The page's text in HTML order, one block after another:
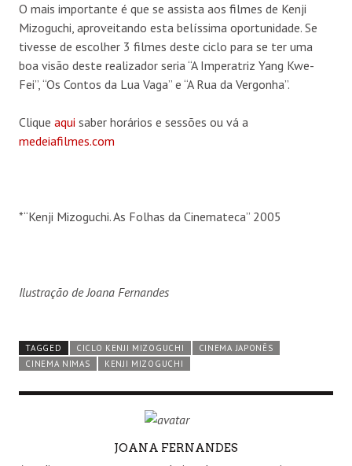
O mais importante é que se assista aos filmes de Kenji
Mizoguchi, aproveitando esta belíssima oportunidade. Se
tivesse de escolher 3 filmes deste ciclo para se ter uma
boa visão deste realizador seria “A Imperatriz Yang Kwe-
Fei”, “Os Contos da Lua Vaga” e “A Rua da Vergonha”.
Clique aqui saber horários e sessões ou vá a
medeiafilmes.com
*“Kenji Mizoguchi. As Folhas da Cinemateca” 2005
Ilustração de Joana Fernandes
TAGGED CICLO KENJI MIZOGUCHI
CINEMA JAPONÊS
CINEMA NIMAS
KENJI MIZOGUCHI
JOANA FERNANDES